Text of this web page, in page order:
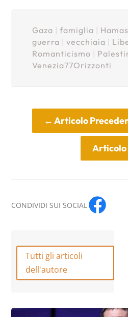
Gaza famiglia Hamas
guerra
vecchiaia
Romanticismo
Venezia77Orizzonti
←Articolo
Articolo
CONDIVIDI SUI SOCIAL
Tutti gli articoli
dell'autore